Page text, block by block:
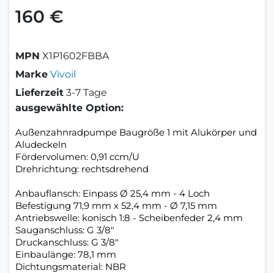
160 €
MPN X1P1602FBBA
Marke Vivoil
Lieferzeit 3-7 Tage
ausgewählte Option:
Außenzahnradpumpe Baugröße 1 mit Alukörper und
Aludeckeln
Fördervolumen: 0,91 ccm/U
Drehrichtung: rechtsdrehend
Anbauflansch: Einpass Ø 25,4 mm - 4 Loch
Befestigung 71,9 mm x 52,4 mm - Ø 7,15 mm
Antriebswelle: konisch 1:8 - Scheibenfeder 2,4 mm
Sauganschluss: G 3/8"
Druckanschluss: G 3/8"
Einbaulänge: 78,1 mm
Dichtungsmaterial: NBR